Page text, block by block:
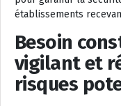
établissements
Besoin
vigilant et
risques